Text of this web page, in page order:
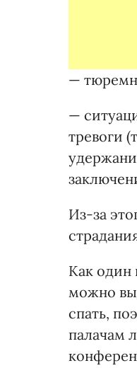
—
—
тревоги
Из-за
Как один
можно
спать,
палачам